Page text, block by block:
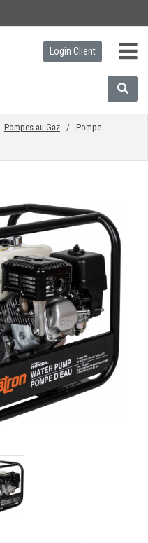
Login Client
Pompes au Gaz/ Pompe